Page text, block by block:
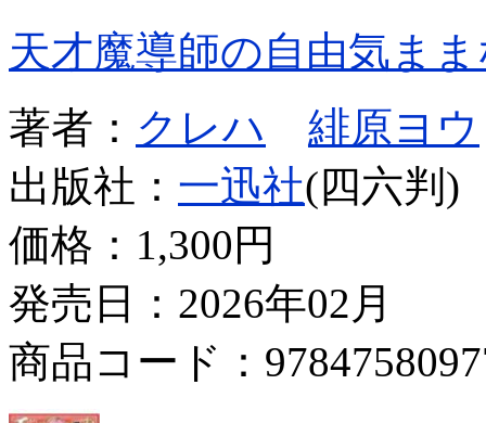
天才魔導師の自由気ま
著者： クレハ
緋原ヨウ
出版社： 一迅社(四六判)
価格： 1,300円
発売日：2026年02月
商品コード：